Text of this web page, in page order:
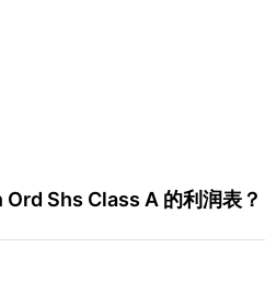
Shs Class A 的利润表？